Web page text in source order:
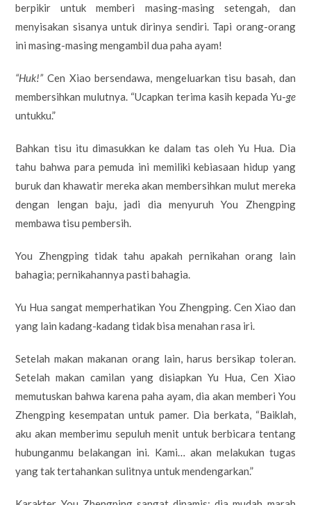
berpikir untuk memberi masing-masing setengah, dan
menyisakan sisanya untuk dirinya sendiri. Tapi orang-orang
ini masing-masing mengambil dua paha ayam!
“Huk!”Cen Xiao bersendawa, mengeluarkan tisu basah, dan
membersihkan mulutnya. “Ucapkan terima kasih kepada Yu-ge
untukku.”
Bahkan tisu itu dimasukkan ke dalam tas oleh Yu Hua. Dia
tahu bahwa para pemuda ini memiliki kebiasaan hidup yang
buruk dan khawatir mereka akan membersihkan mulut mereka
dengan lengan baju, jadi dia menyuruh You Zhengping
membawa tisu pembersih.
You Zhengping tidak tahu apakah pernikahan orang lain
bahagia; pernikahannya pasti bahagia.
Yu Hua sangat memperhatikan You Zhengping. Cen Xiao dan
yang lain kadang-kadang tidak bisa menahan rasa iri.
Setelah makan makanan orang lain, harus bersikap toleran.
Setelah makan camilan yang disiapkan Yu Hua, Cen Xiao
memutuskan bahwa karena paha ayam, dia akan memberi You
Zhengping kesempatan untuk pamer. Dia berkata, “Baiklah,
aku akan memberimu sepuluh menit untuk berbicara tentang
hubunganmu belakangan ini. Kami… akan melakukan tugas
yang tak tertahankan sulitnya untuk mendengarkan.”